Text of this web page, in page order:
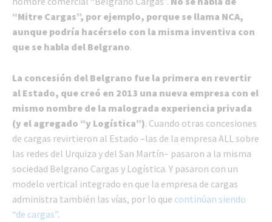
“Mitre Cargas”, por ejemplo, porque se llama NCA,
aunque podría hacérselo con la misma inventiva con
que se habla del Belgrano.
La concesión del Belgrano fue la primera en revertir
al Estado, que creó en 2013 una nueva empresa con el
mismo nombre de la malograda experiencia privada
(y el agregado “y Logística”). Cuando otras concesiones
de cargas revirtieron al Estado –las de la empresa ALL sobre
las redes del Urquiza y del San Martín– pasaron a la misma
sociedad Belgrano Cargas y Logística. Y pasaron con un
modelo vertical integrado en que la empresa de cargas
administra también las vías, por lo que continúan siendo
“de cargas”.